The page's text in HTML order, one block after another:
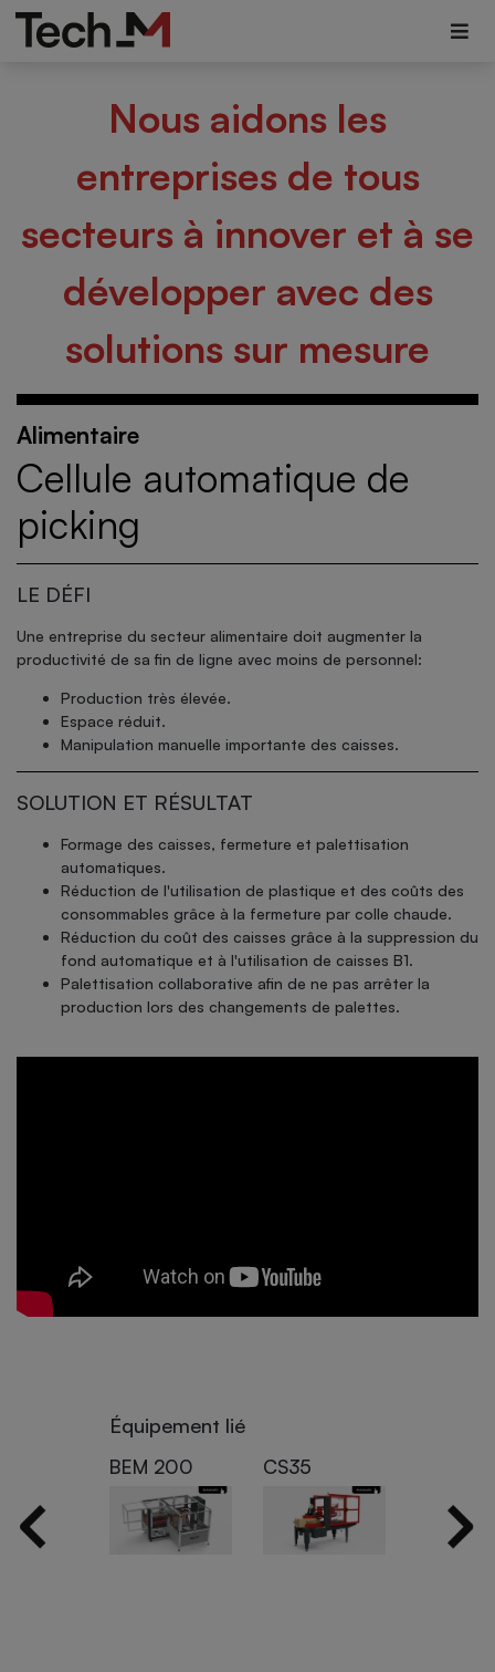
Nous aidons les
entreprises de tous
secteurs à innover et à se
développer avec des
solutions sur mesure
Alimentaire
Cellule automatique de
picking
LE DÉFI
Une entreprise du secteur alimentaire doit augmenter la
productivité de sa fin de ligne avec moins de personnel:
Production très élevée.
Espace réduit.
Manipulation manuelle importante des caisses.
SOLUTION ET RÉSULTAT
Formage des caisses, fermeture et palettisation
automatiques.
Réduction de l'utilisation de plastique et des coûts des
consommables grâce à la fermeture par colle chaude.
Réduction du coût des caisses grâce à la suppression du
fond automatique et à l'utilisation de caisses B1.
Palettisation collaborative afin de ne pas arrêter la
production lors des changements de palettes.
Équipement lié
CS35
COBOT de
palettisation